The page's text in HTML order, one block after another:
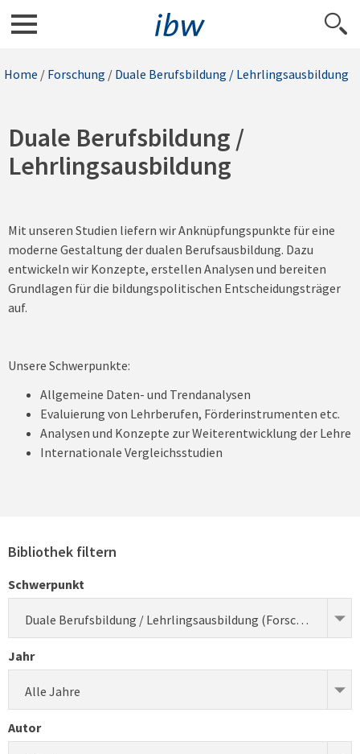
Home / Forschung / Duale Berufsbildung / Lehrlingsausbildung
Duale Berufsbildung /
Lehrlingsausbildung
Mit unseren Studien liefern wir Anknüpfungspunkte für eine
moderne Gestaltung der dualen Berufsausbildung. Dazu
entwickeln wir Konzepte, erstellen Analysen und bereiten
Grundlagen für die bildungspolitischen Entscheidungsträger
auf.
Unsere Schwerpunkte:
Allgemeine Daten- und Trendanalysen
Evaluierung von Lehrberufen, Förderinstrumenten etc.
Analysen und Konzepte zur Weiterentwicklung der Lehre
Internationale Vergleichsstudien
Bibliothek filtern
Schwerpunkt
Duale Berufsbildung / Lehrlingsausbildung (Forschung)
Jahr
Alle Jahre
Autor